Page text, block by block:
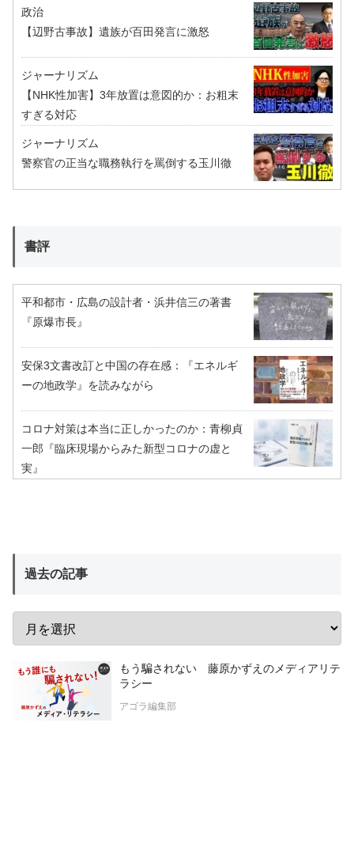
政治
【辺野古事故】遺族が百田発言に激怒
ジャーナリズム
【NHK性加害】3年放置は意図的か：お粗末
すぎる対応
ジャーナリズム
警察官の正当な職務執行を罵倒する玉川徹
書評
平和都市・広島の設計者・浜井信三の著書
『原爆市長』
安保3文書改訂と中国の存在感：『エネルギ
ーの地政学』を読みながら
コロナ対策は本当に正しかったのか：青柳貞
一郎『臨床現場からみた新型コロナの虚と
実』
過去の記事
もう騙されない 藤原かずえのメディアリテ
ラシー
アゴラ編集部